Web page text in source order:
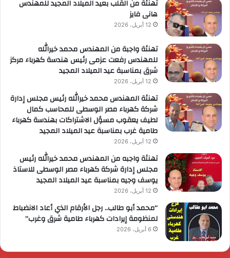
تهنئة من القلب بعيد الميلاد المجيد للمهندس
هانى فايز
12 أبريل، 2026
تهنئة واجبة من المهندس محمد خيرالله
للمهندس رفعت عزمى رئيس هندسة كهرباء مركز
شرق بمناسبة عيد الميلاد المجيد
12 أبريل، 2026
تهنئة المهندس محمد خيرالله رئيس مجلس إدارة
شركة كهرباء مصر الوسطى للمحاسب كمال
لطيف يعقوب مسؤل الاشتراكات بهندسة كهرباء
طامية غرب بمناسبة عيد الميلاد المجيد
12 أبريل، 2026
تهنئة واجبه من المهندس محمد خيرالله رئيس
مجلس إدارة شركة كهرباء مصر الوسطى للاستاذ
يوسف وجيه بمناسبة عيد الميلاد المجيد
12 أبريل، 2026
“محمد أبو طالب.. رجل الأرقام الذي أعاد الانضباط
لمنظومة إيرادات كهرباء طامية شرق وغرب”
6 أبريل، 2026